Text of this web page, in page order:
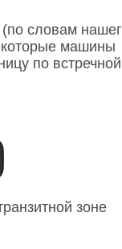
словам
машины
по встречной
зоне